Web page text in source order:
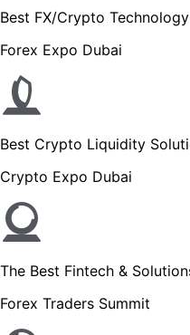
Best FX/Crypto
Forex Expo Dubai
Best Crypto Liquidity
Crypto Expo Dubai
The Best Fintech &
Forex Traders Summit